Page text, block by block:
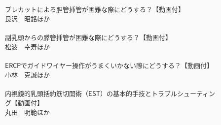
プレカットによる胆管挿管が困難な際にどうする？【動画付】
良沢 昭銘ほか
副乳頭からの膵管挿管が困難な際にどうする？【動画付】
松波 幸寿ほか
ERCPでガイドワイヤー操作がうまくいかない際にどうする？【動画付】
小林 克誠ほか
内視鏡的乳頭括約筋切開術（EST）の基本的手技とトラブルシューティン
グ【動画付】
丸田 明範ほか